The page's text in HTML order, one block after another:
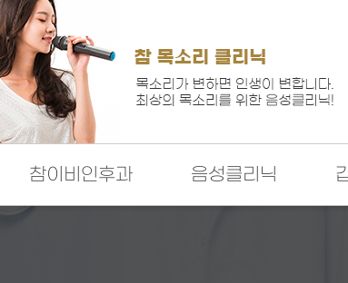
참이비인후과 음성클리닉